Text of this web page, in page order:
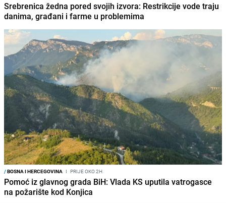
Srebrenica žedna pored svojih izvora: Restrikcije vode traju
danima, građani i farme u problemima
/BOSNA I HERCEGOVINA I PRIJE OKO 2H
Pomoć iz glavnog grada BiH: Vlada KS uputila vatrogasce
na požarište kod Konjica